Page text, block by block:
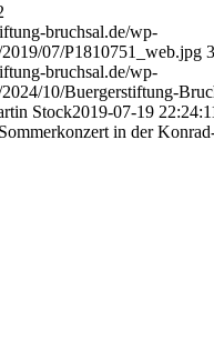
bruchsal.de/wp-
07/P1810751_web.jpg
bruchsal.de/wp-
10/Buergerstiftung-
Stock2019-07-19
in der